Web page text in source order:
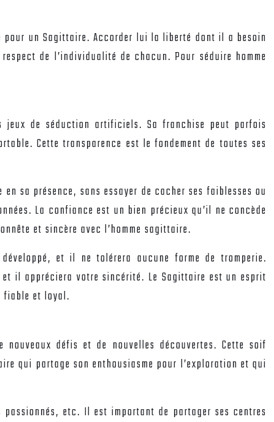
pour un Sagittaire. Accorder lui la liberté dont il a besoin
de l’individualité de chacun. Pour séduire homme
jeux de séduction artificiels. Sa franchise peut parfois
Cette transparence est le fondement de toutes ses
sa présence, sans essayer de cacher ses faiblesses ou
La confiance est un bien précieux qu’il ne concède
et sincère avec l’homme sagittaire.
et il ne tolérera aucune forme de tromperie.
il appréciera votre sincérité. Le Sagittaire est un esprit
fiable et loyal.
défis et de nouvelles découvertes. Cette soif
qui partage son enthousiasme pour l’exploration et qui
etc. Il est important de partager ses centres